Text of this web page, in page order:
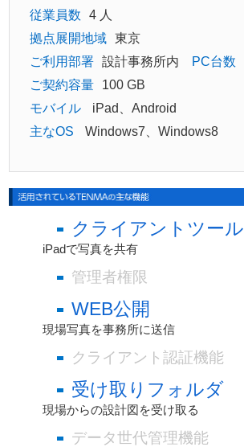
従業員数
4 人
拠点展開地域
東京
ご利用部署
設計事務所内 PC台数
ご契約容量
100 GB
モバイル
iPad、Android
主なOS
Windows7、Windows8
クライアントツール
iPadで写真を共有
管理者権限
WEB公開
現場写真を事務所に送信
クライアント認証機能
受け取りフォルダ
現場からの設計図を受け取る
データ世代管理機能